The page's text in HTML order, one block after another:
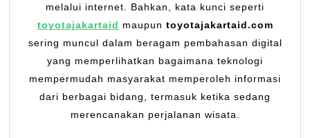
melalui internet. Bahkan, kata kunci seperti
toyotajakartaid maupun toyotajakartaid.com
sering muncul dalam beragam pembahasan digital
yang memperlihatkan bagaimana teknologi
mempermudah masyarakat memperoleh informasi
dari berbagai bidang, termasuk ketika sedang
merencanakan perjalanan wisata.